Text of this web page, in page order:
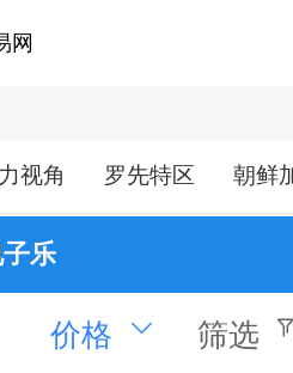
网
视角 罗先特区 朝鲜
乐
价格 筛选